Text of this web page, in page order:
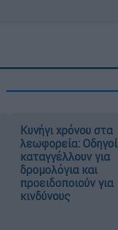
Κυνήγι χρόνου στα
λεωφορεία: Οδηγοί
καταγγέλλουν για
δρομολόγια και
προειδοποιούν για
κινδύνους